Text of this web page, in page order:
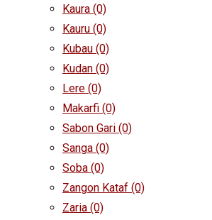
Kaura (0)
Kauru (0)
Kubau (0)
Kudan (0)
Lere (0)
Makarfi (0)
Sabon Gari (0)
Sanga (0)
Soba (0)
Zangon Kataf (0)
Zaria (0)